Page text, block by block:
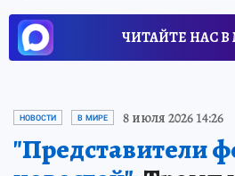
ЧИТАЙТЕ НАС В
НОВОСТИ В МИРЕ 8 июля 2026 14:26
"Представители